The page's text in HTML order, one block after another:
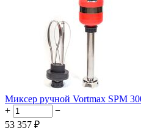
Миксер ручной Vortmax SPM
+
−
53 357 ₽